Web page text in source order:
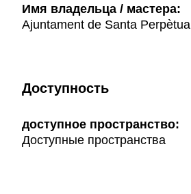
Имя владельца / мастера:
Ajuntament de Santa Perpètua
Доступность
доступное пространство:
Доступные пространства